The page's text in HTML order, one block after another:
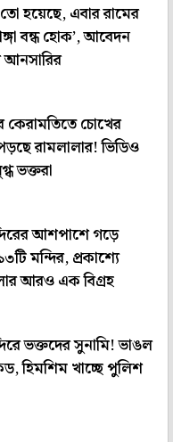
তো হয়েছে, এবার রামের
বন্ধ হোক’, আবেদন
কেরামতিতে চোখের
রামলালার! ভিডিও
ভক্তরা
আশপাশে গড়ে
মন্দির, প্রকাশ্যে
আরও এক বিগ্রহ
ভক্তদের সুনামি! ভাঙল
হিমশিম খাচ্ছে পুলিশ